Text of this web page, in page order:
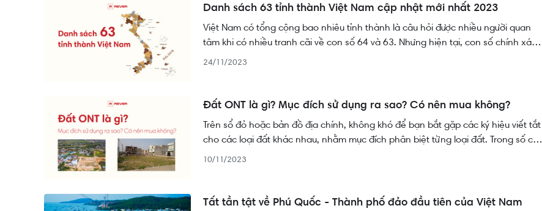
Danh sách 63 tỉnh thành Việt Nam cập nhật mới nhất 2023
Việt Nam có tổng cộng bao nhiêu tỉnh thành là câu hỏi được nhiều người quan
tâm khi có nhiều tranh cãi về con số 64 và 63. Nhưng hiện tại, con số chính xác
nhất là 63. Hãy cùng xem danh sách các tỉnh thành Việt Nam cũng như tìm hiểu
24/11/2023
Đất ONT là gì? Mục đích sử dụng ra sao? Có nên mua không?
Trên sổ đỏ hoặc bản đồ địa chính, không khó để bạn bắt gặp các ký hiệu viết tắt
cho các loại đất khác nhau, nhằm mục đích phân biệt từng loại đất. Trong số các
ký hiệu đó, "Đất ONT" là một loại đất đặc biệt với những đặc điểm và quy định sử
10/11/2023
Tất tần tật về Phú Quốc - Thành phố đảo đầu tiên của Việt Nam